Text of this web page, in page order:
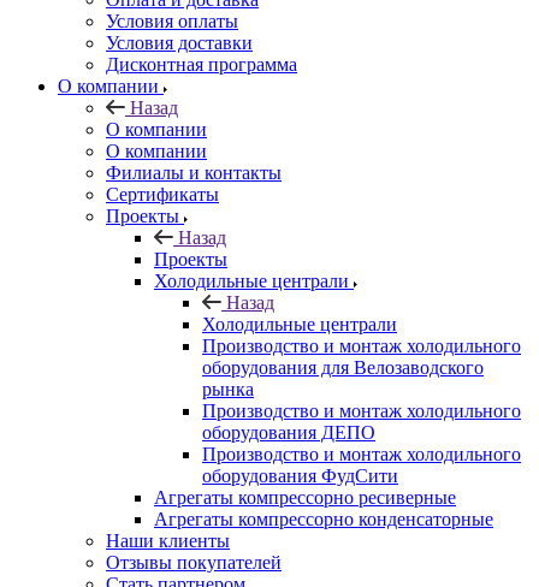
Условия оплаты
Условия доставки
Дисконтная программа
О компании
Назад
О компании
О компании
Филиалы и контакты
Сертификаты
Проекты
Назад
Проекты
Холодильные централи
Назад
Холодильные централи
Производство и монтаж холодильного
оборудования для Велозаводского
рынка
Производство и монтаж холодильного
оборудования ДЕПО
Производство и монтаж холодильного
оборудования ФудСити
Агрегаты компрессорно ресиверные
Агрегаты компрессорно конденсаторные
Наши клиенты
Отзывы покупателей